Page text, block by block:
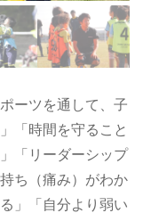
ーツを通して、子
「時間を守ること
「リーダーシップ
ち（痛み）がわか
」「自分より弱い